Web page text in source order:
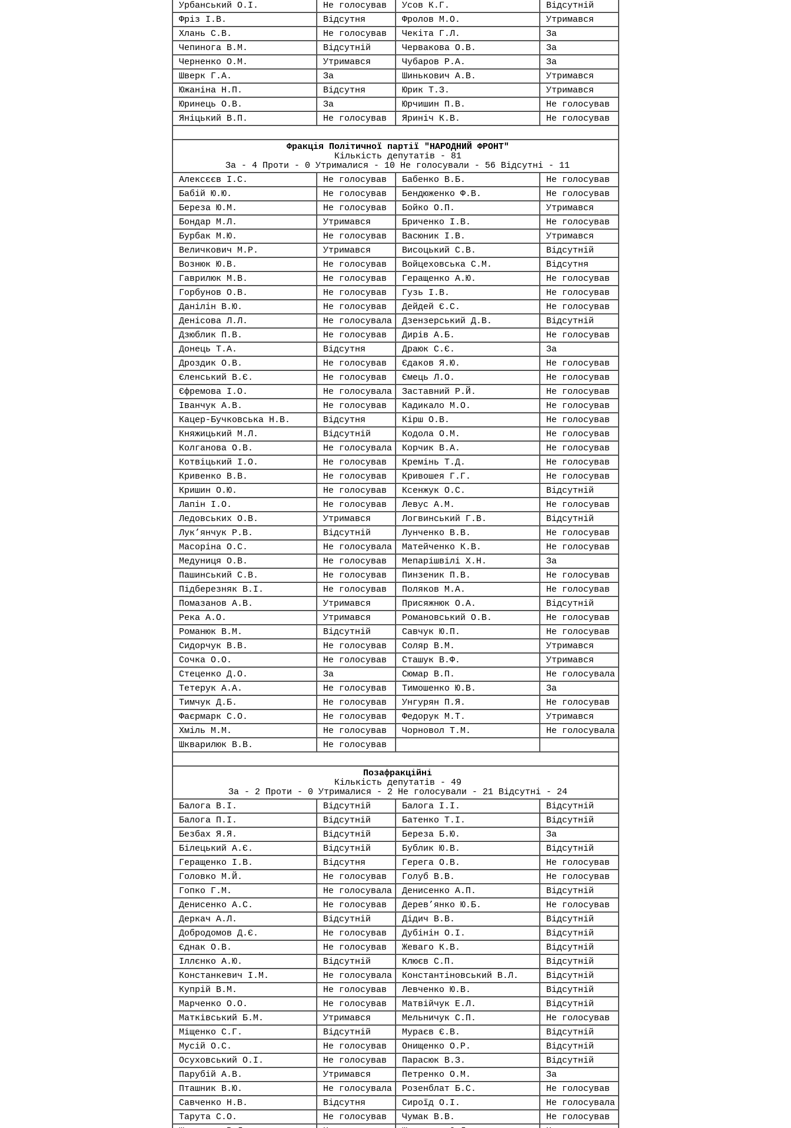
Урбанський О.І.
Не голосував Усов К.Г.
Відсутній
Фріз І.В.
Відсутня Фролов М.О.
Утримався
Хлань С.В.
Не голосував Чекіта Г.Л.
За
Чепинога В.М.
Відсутній Червакова О.В.
За
Черненко О.М.
Утримався Чубаров Р.А.
За
Шверк Г.А.
За Шинькович А.В.
Утримався
Южаніна Н.П.
Відсутня Юрик Т.З.
Утримався
Юринець О.В.
За Юрчишин П.В.
Не голосував
Яніцький В.П.
Не голосував Яриніч К.В. Не голосував
Фракція Політичної партії "НАРОДНИЙ ФРОНТ"
Кількість депутатів - 81
За - 4 Проти - 0 Утрималися - 10 Не голосували - 56 Відсутні - 11
Алексєєв І.С.
Не голосував Бабенко В.Б.
Не голосував
Бабій Ю.Ю.
Не голосував Бендюженко Ф.В.
Не голосував
Береза Ю.М.
Не голосував Бойко О.П.
Утримався
Бондар М.Л.
Утримався Бриченко І.В.
Не голосував
Бурбак М.Ю.
Не голосував Васюник І.В.
Утримався
Величкович М.Р.
Утримався Висоцький С.В.
Відсутній
Вознюк Ю.В.
Не голосував Войцеховська С.М.
Відсутня
Гаврилюк М.В.
Не голосував Геращенко А.Ю.
Не голосував
Горбунов О.В.
Не голосував Гузь І.В.
Не голосував
Данілін В.Ю.
Не голосував Дейдей Є.С.
Не голосував
Денісова Л.Л.
Не голосувала Дзензерський Д.В.
Відсутній
Дзюблик П.В.
Не голосував Дирів А.Б.
Не голосував
Донець Т.А.
Відсутня Драюк С.Є.
За
Дроздик О.В.
Не голосував Єдаков Я.Ю.
Не голосував
Єленський В.Є.
Не голосував Ємець Л.О.
Не голосував
Єфремова І.О.
Не голосувала Заставний Р.Й.
Не голосував
Іванчук А.В.
Не голосував Кадикало М.О.
Не голосував
Кацер-Бучковська Н.В.
Відсутня Кірш О.В.
Не голосував
Княжицький М.Л.
Відсутній Кодола О.М.
Не голосував
Колганова О.В.
Не голосувала Корчик В.А.
Не голосував
Котвіцький І.О.
Не голосував Кремінь Т.Д.
Не голосував
Кривенко В.В.
Не голосував Кривошея Г.Г.
Не голосував
Кришин О.Ю.
Не голосував Ксенжук О.С.
Відсутній
Лапін І.О.
Не голосував Левус А.М.
Не голосував
Ледовських О.В.
Утримався Логвинський Г.В.
Відсутній
Лук’янчук Р.В.
Відсутній Лунченко В.В.
Не голосував
Масоріна О.С.
Не голосувала Матейченко К.В.
Не голосував
Медуниця О.В.
Не голосував Мепарішвілі Х.Н.
За
Пашинський С.В.
Не голосував Пинзеник П.В.
Не голосував
Підберезняк В.І.
Не голосував Поляков М.А.
Не голосував
Помазанов А.В.
Утримався Присяжнюк О.А.
Відсутній
Река А.О.
Утримався Романовський О.В.
Не голосував
Романюк В.М.
Відсутній Савчук Ю.П.
Не голосував
Сидорчук В.В.
Не голосував Соляр В.М.
Утримався
Сочка О.О.
Не голосував Сташук В.Ф.
Утримався
Стеценко Д.О.
За Сюмар В.П.
Не голосувала
Тетерук А.А.
Не голосував Тимошенко Ю.В.
За
Тимчук Д.Б.
Не голосував Унгурян П.Я.
Не голосував
Фаєрмарк С.О.
Не голосував Федорук М.Т.
Утримався
Хміль М.М.
Не голосував Чорновол Т.М.
Не голосувала
Шкварилюк В.В.
Не голосував
Позафракційні
Кількість депутатів - 49
За - 2 Проти - 0 Утрималися - 2 Не голосували - 21 Відсутні - 24
Балога В.І.
Відсутній Балога І.І.
Відсутній
Балога П.І.
Відсутній Батенко Т.І.
Відсутній
Безбах Я.Я.
Відсутній Береза Б.Ю.
За
Білецький А.Є.
Відсутній Бублик Ю.В.
Відсутній
Геращенко І.В.
Відсутня Герега О.В.
Не голосував
Головко М.Й.
Не голосував Голуб В.В.
Не голосував
Гопко Г.М.
Не голосувала Денисенко А.П.
Відсутній
Денисенко А.С.
Не голосував Дерев’янко Ю.Б.
Не голосував
Деркач А.Л.
Відсутній Дідич В.В.
Відсутній
Добродомов Д.Є.
Не голосував Дубінін О.І.
Відсутній
Єднак О.В.
Не голосував Жеваго К.В.
Відсутній
Іллєнко А.Ю.
Відсутній Клюєв С.П.
Відсутній
Констанкевич І.М.
Не голосувала Константіновський В.Л.
Відсутній
Купрій В.М.
Не голосував Левченко Ю.В.
Відсутній
Марченко О.О.
Не голосував Матвійчук Е.Л.
Відсутній
Матківський Б.М.
Утримався Мельничук С.П.
Не голосував
Міщенко С.Г.
Відсутній Мураєв Є.В.
Відсутній
Мусій О.С.
Не голосував Онищенко О.Р.
Відсутній
Осуховський О.І.
Не голосував Парасюк В.З.
Відсутній
Парубій А.В.
Утримався Петренко О.М.
За
Пташник В.Ю.
Не голосувала Розенблат Б.С.
Не голосував
Савченко Н.В.
Відсутня Сироїд О.І.
Не голосувала
Тарута С.О.
Не голосував Чумак В.В.
Не голосував